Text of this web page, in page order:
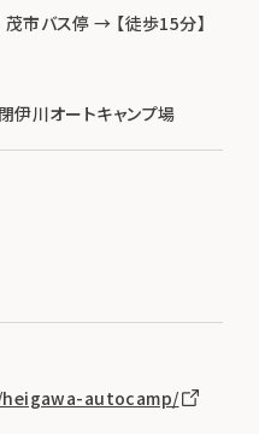
茂市バス停 → 【徒歩15分】
伊川オートキャンプ場
autocamp/